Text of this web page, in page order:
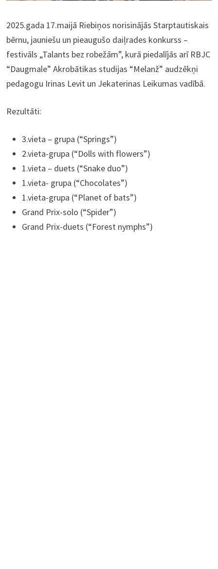
2025.gada 17.maijā Riebiņos norisinājās Starptautiskais
bērnu, jauniešu un pieaugušo daiļrades konkurss –
festivāls „Talants bez robežām”, kurā piedalījās arī RBJC
“Daugmale” Akrobātikas studijas “Melanž” audzēkņi
pedagogu Irinas Levit un Jekaterinas Leikumas vadībā.
Rezultāti:
3.vieta – grupa (“Springs”)
2.vieta-grupa (“Dolls with flowers”)
1.vieta – duets (“Snake duo”)
1.vieta- grupa (“Chocolates”)
1.vieta-grupa (“Planet of bats”)
Grand Prix-solo (“Spider”)
Grand Prix-duets (“Forest nymphs”)